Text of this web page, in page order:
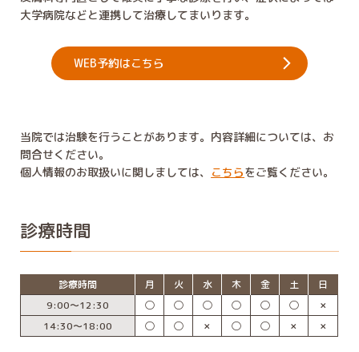
大学病院などと連携して治療してまいります。
WEB予約はこちら
当院では治験を行うことがあります。内容詳細については、お
問合せください。
個人情報のお取扱いに関しましては、 こちらをご覧ください。
診療時間
診療時間 月 火 水 木 金 土
日
9:00〜12:30
◯ ◯ ◯ ◯ ◯ ◯
✗
14:30〜18:00
◯ ◯ ✗ ◯ ◯ ✗ ✗